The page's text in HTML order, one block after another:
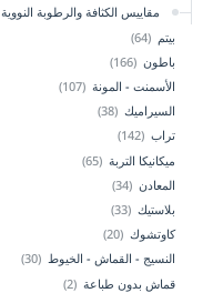
مقاييس الكثافة والرطوبة النووية
بيتم (64)
باطون (166)
الأسمنت - المونة (107)
السيراميك (38)
تراب (142)
ميكانيكا التربة (65)
المعادن (34)
بلاستيك (33)
كاوتشوك (20)
النسيج - القماش - الخيوط (30)
قماش بدون طباعة (2)